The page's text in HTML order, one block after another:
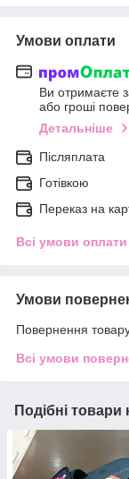
Умови оплати
Ви отримаєте
або гроші
Детальніше
Післяплата
Готівкою
Переказ на
Всі умови оплати
Умови
Повернення
Всі умови
Подібні товари